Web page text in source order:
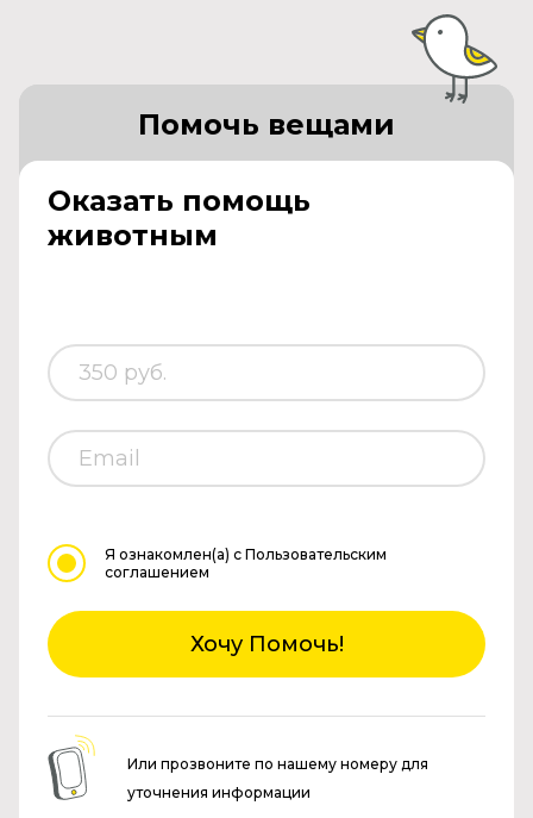
Оказать помощь
животным
Помочь вещами
Я ознакомлен(а) с Пользовательским
соглашением
Хочу Помочь!
Или прозвоните по нашему номеру для
уточнения информации